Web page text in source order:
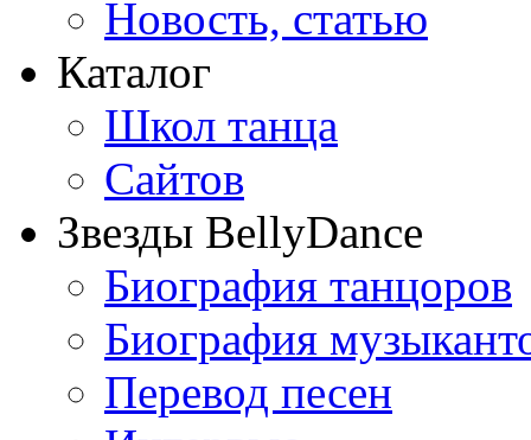
Новость, статью
Каталог
Школ танца
Сайтов
Звезды BellyDance
Биография танцоров
Биография
Перевод песен